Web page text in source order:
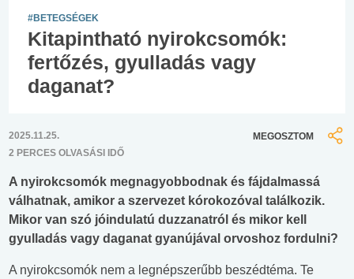
#BETEGSÉGEK
Kitapintható nyirokcsomók:
fertőzés, gyulladás vagy
daganat?
2025.11.25.
2 PERCES OLVASÁSI IDŐ
MEGOSZTOM
A nyirokcsomók megnagyobbodnak és fájdalmassá
válhatnak, amikor a szervezet kórokozóval találkozik.
Mikor van szó jóindulatú duzzanatról és mikor kell
gyulladás vagy daganat gyanújával orvoshoz fordulni?
A nyirokcsomók nem a legnépszerűbb beszédtéma. Te